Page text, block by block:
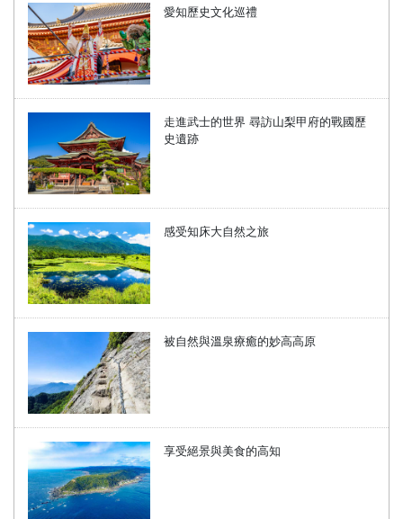
愛知歷史文化巡禮
走進武士的世界 尋訪山梨甲府的戰國歷
史遺跡
感受知床大自然之旅
被自然與溫泉療癒的妙高高原
享受絕景與美食的高知